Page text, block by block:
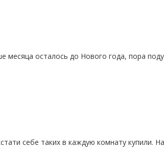
осталось до Нового года, пора
себе таких в каждую комнату купили.